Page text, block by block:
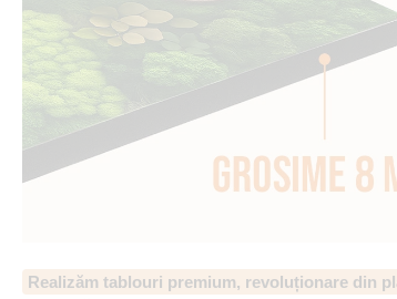
Realizăm tablouri premium, revoluționare din